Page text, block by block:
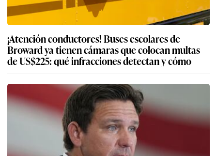
¡Atención conductores! Buses escolares de
Broward ya tienen cámaras que colocan multas
de US$225: qué infracciones detectan y cómo